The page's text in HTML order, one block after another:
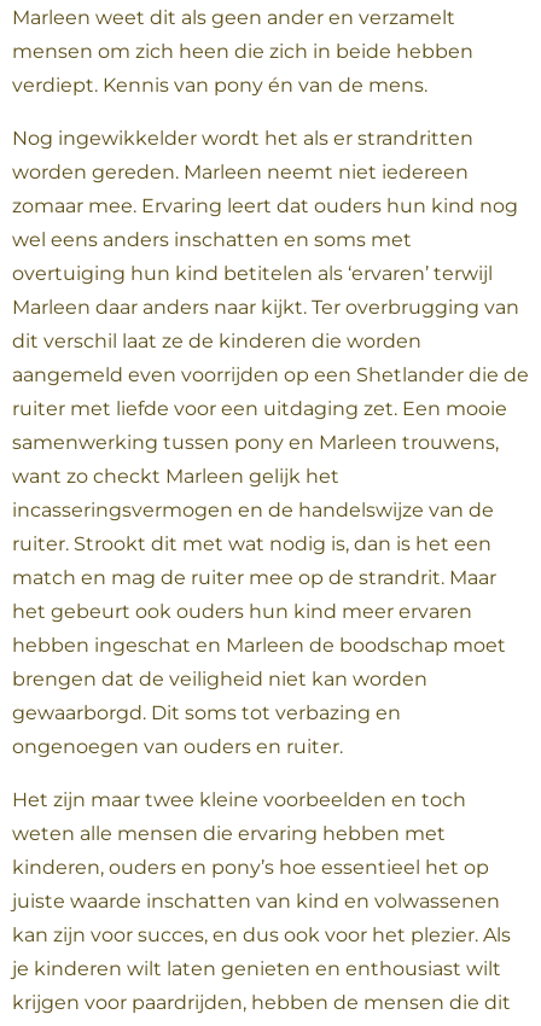
Marleen weet dit als geen ander en verzamelt
mensen om zich heen die zich in beide hebben
verdiept. Kennis van pony én van de mens.
Nog ingewikkelder wordt het als er strandritten
worden gereden. Marleen neemt niet iedereen
zomaar mee. Ervaring leert dat ouders hun kind nog
wel eens anders inschatten en soms met
overtuiging hun kind betitelen als ‘ervaren’ terwijl
Marleen daar anders naar kijkt. Ter overbrugging van
dit verschil laat ze de kinderen die worden
aangemeld even voorrijden op een Shetlander die de
ruiter met liefde voor een uitdaging zet. Een mooie
samenwerking tussen pony en Marleen trouwens,
want zo checkt Marleen gelijk het
incasseringsvermogen en de handelswijze van de
ruiter. Strookt dit met wat nodig is, dan is het een
match en mag de ruiter mee op de strandrit. Maar
het gebeurt ook ouders hun kind meer ervaren
hebben ingeschat en Marleen de boodschap moet
brengen dat de veiligheid niet kan worden
gewaarborgd. Dit soms tot verbazing en
ongenoegen van ouders en ruiter.
Het zijn maar twee kleine voorbeelden en toch
weten alle mensen die ervaring hebben met
kinderen, ouders en pony’s hoe essentieel het op
juiste waarde inschatten van kind en volwassenen
kan zijn voor succes, en dus ook voor het plezier. Als
je kinderen wilt laten genieten en enthousiast wilt
krijgen voor paardrijden, hebben de mensen die dit